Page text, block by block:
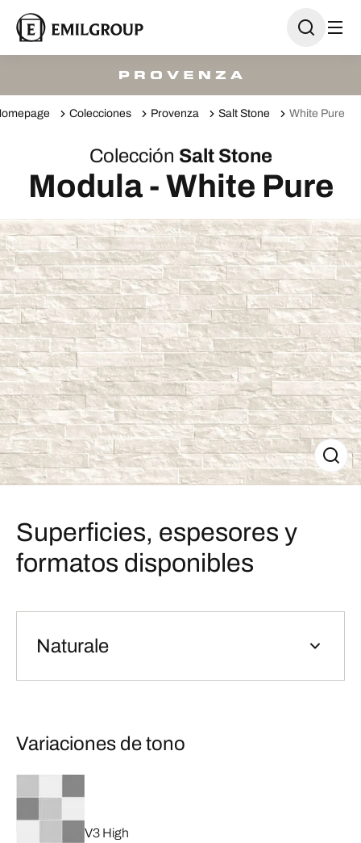
Colecciones Provenza Salt Stone White Pure
Colección Salt Stone
Modula - White Pure
Superficies, espesores y
formatos disponibles
Naturale
Variaciones de tono
V3 High